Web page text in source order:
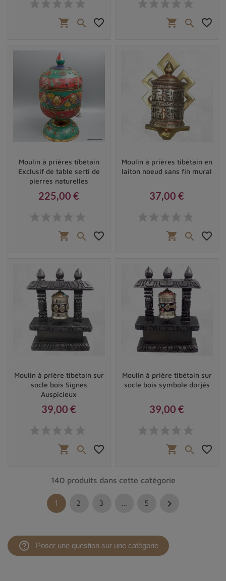
shopping_cart  favorite_border shopping_cart  favorite_border
Moulin à prières tibétain
Exclusif de table serti de
pierres naturelles
225,00 €
shopping_cart  favorite_border
Moulin à prières tibétain en
laiton noeud sans fin mural
37,00 €
shopping_cart  favorite_border
Moulin à prière tibétain sur
socle bois Signes
Auspicieux
39,00 €
shopping_cart  favorite_border
Moulin à prière tibétain sur
socle bois symbole dorjés
39,00 €
shopping_cart  favorite_border
140 produits dans cette catégorie
1 2 3 5 
help_outline Poser une question sur une catégorie